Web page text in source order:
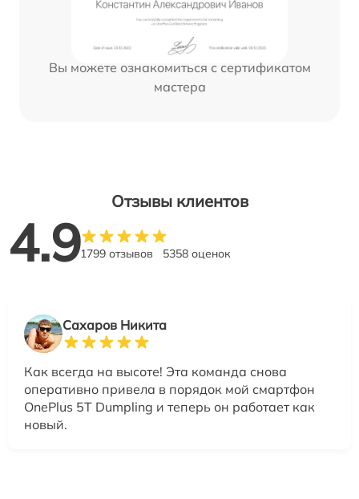
Вы можете ознакомиться с сертификатом
мастера
Отзывы клиентов
4.91799 отзывов 5358 оценок
Сахаров Никита
Как всегда на высоте! Эта команда снова
оперативно привела в порядок мой смартфон
OnePlus 5T Dumpling и теперь он работает как
новый.